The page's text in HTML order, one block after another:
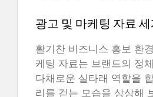
광고 및 마케팅 자료
활기찬 비즈니스 홍보 환
케팅 자료는 브랜드의 정
다채로운 실타래 역할을
리를 걷는 모습을 상상해